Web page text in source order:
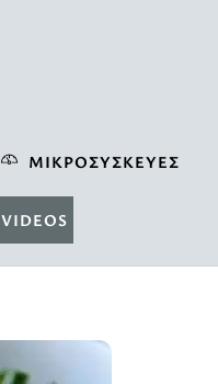
ΜΙΚΡΟΣΥΣΚΕΥΈΣ
VIDEOS